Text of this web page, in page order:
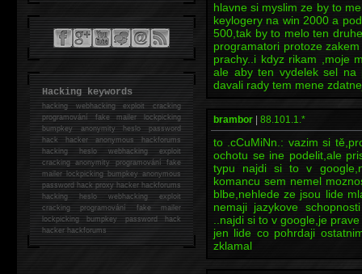
hlavne si myslim ze by to
keylogery na win 2000 a
500,tak by to melo ten
programatori protoze
prachy..i kdyz rikam ,moje
ale aby ten vydelek sel na
davali rady tem mene
brambor 88.101.1.*
to .cCuMiNn.: vazim si
ochotu se ine podelit,ale
typu najdi si to v
komancu sem nemel
blbe,nehlede ze jsou lide
nemaji jazykove
..najdi si to v google,je
jen lide co pohrdaji
zklamal
Hacking keywords
hackingwebhacking exploit cracking
programování fake mailer lockpicking
bumpkey anonymity heslo password
hackhacker anonymous hackforums
hackingheslo webhacking exploit
cracking anonymity programování fake
mailer lockpicking bumpkey anonymous
password hack proxy hacker hackforums
hacking heslo webhacking exploit
cracking programování fake mailer
lockpicking bumpkey password hack
hackerhackforums